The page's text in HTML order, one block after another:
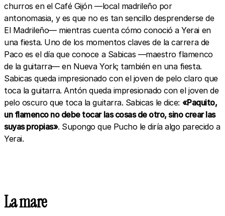
churros en el Café Gijón —local madrileño por
antonomasia, y es que no es tan sencillo desprenderse de
El Madrileño— mientras cuenta cómo conoció a Yerai en
una fiesta. Uno de los momentos claves de la carrera de
Paco es el día que conoce a Sabicas —maestro flamenco
de la guitarra— en Nueva York; también en una fiesta.
Sabicas queda impresionado con el joven de pelo claro que
toca la guitarra. Antón queda impresionado con el joven de
pelo oscuro que toca la guitarra. Sabicas le dice: «Paquito,
un flamenco no debe tocar las cosas de otro, sino crear las
suyas propias». Supongo que Pucho le diría algo parecido a
Yerai.
La mare